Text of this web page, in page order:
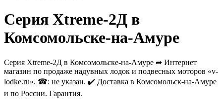
Серия Xtreme-2Д в
Комсомольске-на-Амуре
Серия Xtreme-2Д в Комсомольске-на-Амуре ➦ Интернет
магазин по продаже надувных лодок и подвесных моторов «v-
lodke.ru». ☎: не указан. ✔️ Доставка в Комсомольск-на-Амуре
и по России. Гарантия.